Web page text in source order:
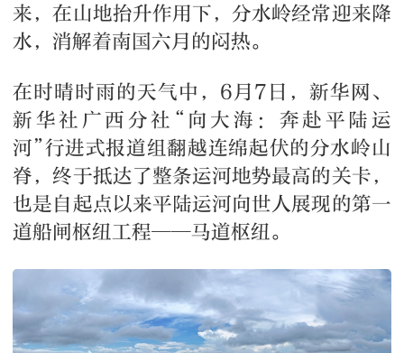
来，在山地抬升作用下，分水岭经常迎来降
水，消解着南国六月的闷热。
在时晴时雨的天气中，6月7日，新华网、
新华社广西分社“向大海：奔赴平陆运
河”行进式报道组翻越连绵起伏的分水岭山
脊，终于抵达了整条运河地势最高的关卡，
也是自起点以来平陆运河向世人展现的第一
道船闸枢纽工程——马道枢纽。